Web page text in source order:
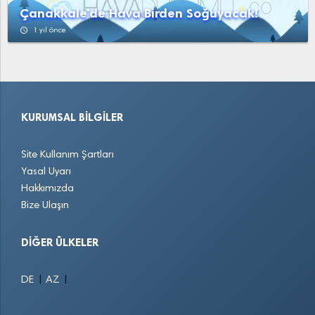
Çanakkale'de Hava Birden Soğuyacak!
access_time 1 yıl önce
KURUMSAL BILGILER
Site Kullanım Şartları
Yasal Uyarı
Hakkımızda
Bize Ulaşın
DIĞER ÜLKELER
DE AZ